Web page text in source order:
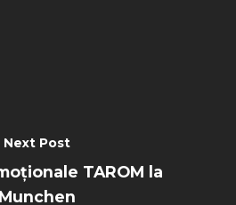
Next Post
TAROM la
Munchen